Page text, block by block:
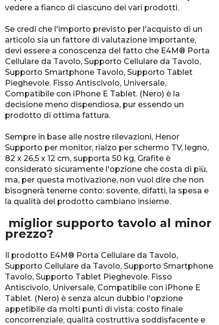
vedere a fianco di ciascuno dei vari prodotti.
Se credi che l'importo previsto per l'acquisto di un
articolo sia un fattore di valutazione importante,
devi essere a conoscenza del fatto che E4M® Porta
Cellulare da Tavolo, Supporto Cellulare da Tavolo,
Supporto Smartphone Tavolo, Supporto Tablet
Pieghevole. Fisso Antiscivolo, Universale,
Compatibile con iPhone E Tablet. (Nero) è la
decisione meno dispendiosa, pur essendo un
prodotto di ottima fattura.
Sempre in base alle nostre rilevazioni, Henor
Supporto per monitor, rialzo per schermo TV, legno,
82 x 26,5 x 12 cm, supporta 50 kg, Grafite è
considerato sicuramente l'opzione che costa di più,
ma, per questa motivazione, non vuol dire che non
bisognerà tenerne conto: sovente, difatti, la spesa e
la qualità del prodotto cambiano insieme.
miglior supporto tavolo al minor
prezzo?
Il prodotto E4M® Porta Cellulare da Tavolo,
Supporto Cellulare da Tavolo, Supporto Smartphone
Tavolo, Supporto Tablet Pieghevole. Fisso
Antiscivolo, Universale, Compatibile con iPhone E
Tablet. (Nero) è senza alcun dubbio l'opzione
appetibile da molti punti di vista: costo finale
concorrenziale, qualità costruttiva soddisfacente e